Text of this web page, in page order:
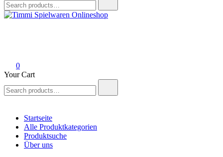
for:
0
Your Cart
for:
Startseite
Alle Produktkategorien
Produktsuche
Über uns